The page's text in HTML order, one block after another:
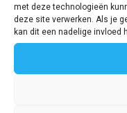
met deze technologieën
deze site verwerken. Als je
kan dit een nadelige invloed
covergasket
€22,05 incl. BTW